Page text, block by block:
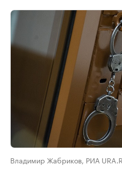
Владимир Жабриков, РИА